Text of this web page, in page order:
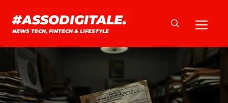
contenuto
#ASSODIGITALE.
NEWS TECH, FINTECH & LIFESTYLE